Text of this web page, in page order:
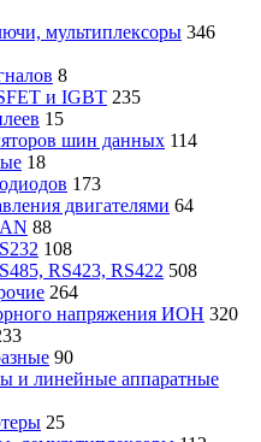
мультиплексоры 346
8
и IGBT 235
15
шин данных 114
18
173
двигателями 64
88
108
RS423, RS422 508
264
напряжения ИОН 320
90
и линейные аппаратные
25